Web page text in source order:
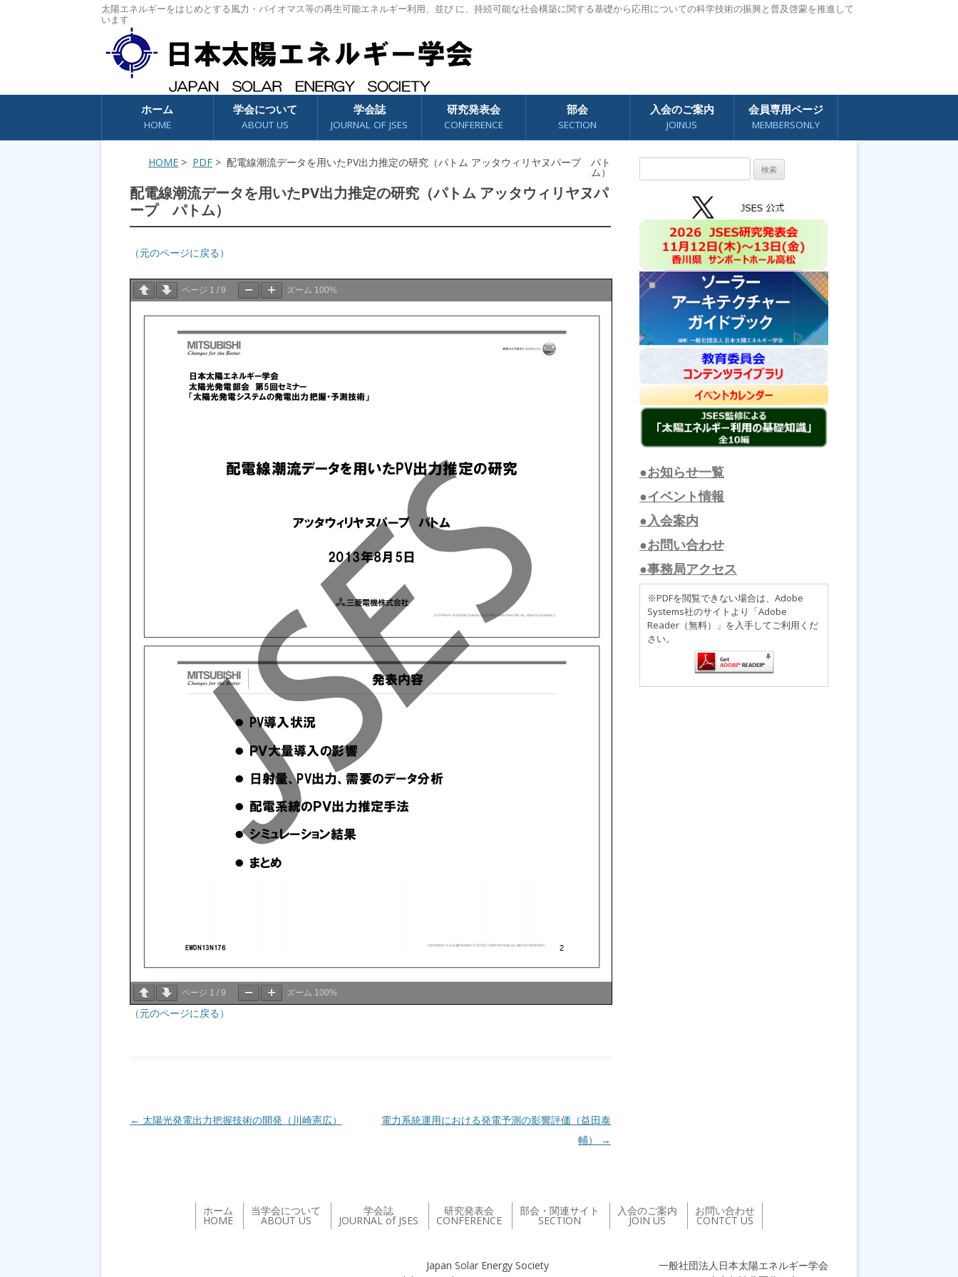
太陽エネルギーをはじめとする風力・バイオマス等の再生可能エネルギー利用、並び に、持続可能な社会構築に関する基礎から応用についての科学技術の振興と普及啓蒙を推進して
います
コンテンツへスキップ
ホーム
HOME
学会について
ABOUT US
学会誌
JOURNAL OF JSES
研究発表会
CONFERENCE
部会
SECTION
入会のご案内
JOINUS
会員専用ページ
MEMBERSONLY
HOME > PDF > 配電線潮流データを用いたPV出力推定の研究（パトム アッタウィリヤヌパープ パト
ム）
配電線潮流データを用いたPV出力推定の研究（パトム アッタウィリヤヌパ
ープ パトム）
（元のページに戻る）
ページ 1 / 9 ズーム 100%
ページ 1 / 9 ズーム 100%
（元のページに戻る）
投稿ナビゲーション
← 太陽光発電出力把握技術の開発（川崎憲広）
電力系統運用における発電予測の影響評価（益田泰
輔）
→
索:
●お知らせ一覧
●イベント情報
●入会案内
●お問い合わせ
●事務局アクセス
※PDFを閲覧できない場合は、Adobe
Systems社のサイトより「Adobe
Reader（無料）」を入手してご利用くだ
さい。
ホーム
HOME
当学会について
ABOUT US
学会誌
JOURNAL of JSES
研究発表会
CONFERENCE
部会・関連サイト
SECTION
入会のご案内
JOIN US
お問い合わせ
CONTCT US
一般社団法人日本太陽エネルギー学会
Japan Solar Energy Society